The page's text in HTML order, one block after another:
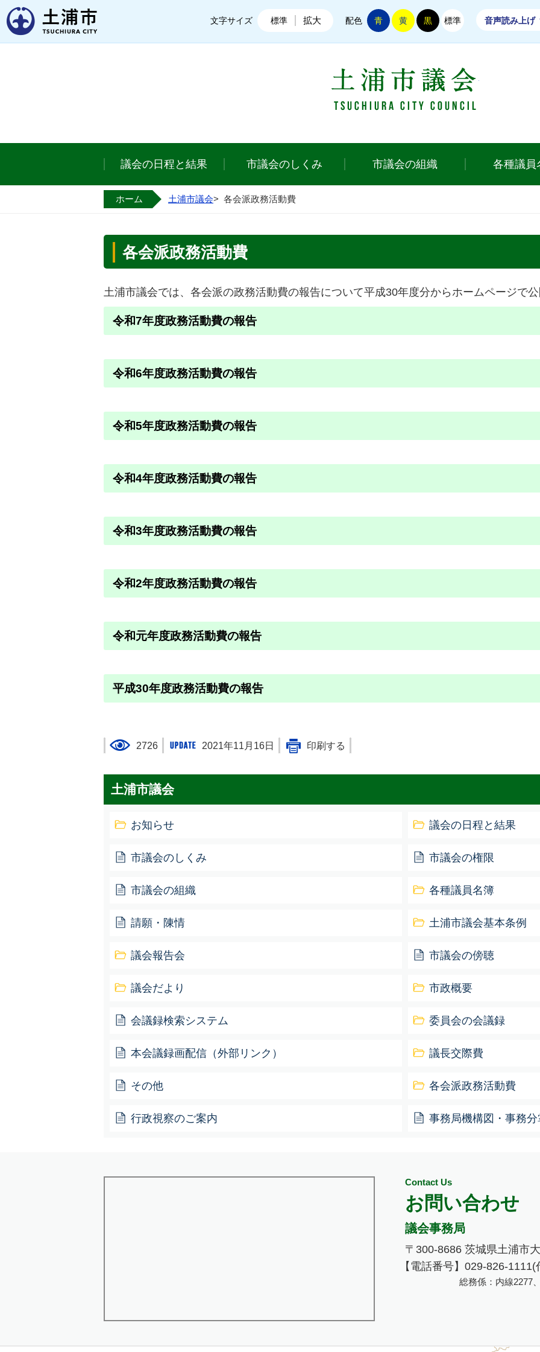
文字サイズ 標準 拡大 配色 青 黄 黒 標準 音声読み上げ
議会の日程と結果 市議会のしくみ 市議会の組織 各種議員
ホーム 土浦市議会> 各会派政務活動費
各会派政務活動費
土浦市議会では、各会派の政務活動費の報告について平成30年度分からホームページで公
令和7年度政務活動費の報告
令和6年度政務活動費の報告
令和5年度政務活動費の報告
令和4年度政務活動費の報告
令和3年度政務活動費の報告
令和2年度政務活動費の報告
令和元年度政務活動費の報告
平成30年度政務活動費の報告
2726 2021年11月16日 印刷する
土浦市議会
お知らせ 議会の日程と結果
市議会のしくみ 市議会の権限
市議会の組織 各種議員名簿
請願・陳情 土浦市議会基本条例
議会報告会 市議会の傍聴
議会だより 市政概要
会議録検索システム 委員会の会議録
本会議録画配信（外部リンク） 議長交際費
その他 各会派政務活動費
行政視察のご案内 事務局機構図・事務分
Contact Us
お問い合わせ
議会事務局
〒300-8686 茨城県土浦市
【電話番号】029-826-1111(
総務係：内線2277